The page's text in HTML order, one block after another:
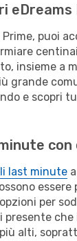
eDreams
puoi
insieme a
grande
e scopri
con
last minute
essere
per
che
alti,